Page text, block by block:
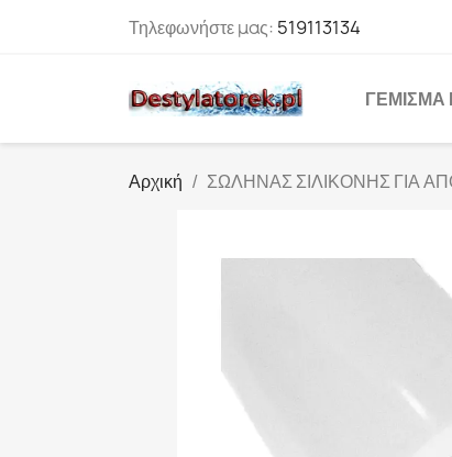
Τηλεφωνήστε μας: 519113134
ΓΈΜΙΣΜΑ
Αρχική ΣΩΛΗΝΑΣ ΣΙΛΙΚΟΝΗΣ ΓΙΑ